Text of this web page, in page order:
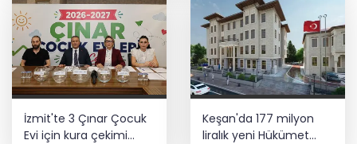
Özel öğrenci yurtlarına ilişkin
yönetmelik değişikliği... Geçiş süresi
uzatıldı
Ödülü... Kamu kategorisinde zirvede
İzmit'te 3 Çınar Çocuk
Evi için kura çekimi
Keşan'da 177 milyon
liralık yeni Hükümet